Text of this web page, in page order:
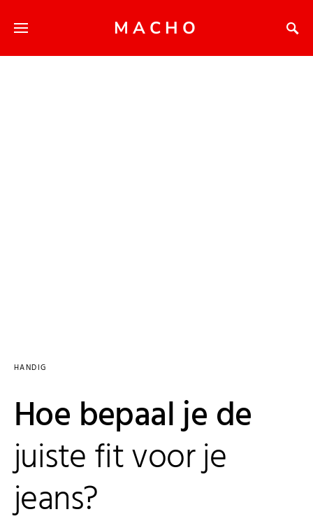
MACHO
HANDIG
Hoe bepaal je de
juiste fit voor je
jeans?